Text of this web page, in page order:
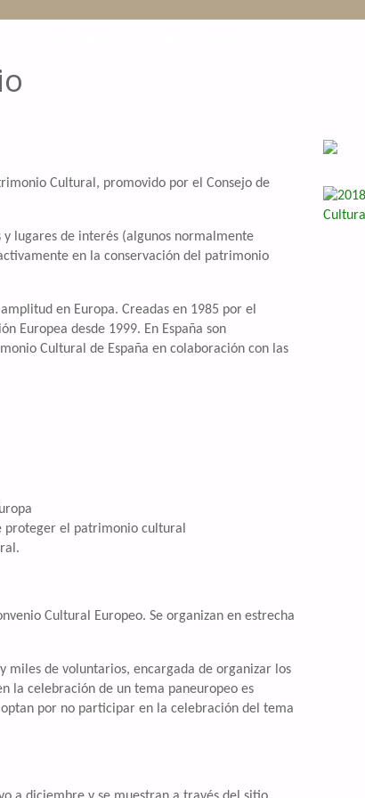
Cultural, promovido por el Consejo de
lugares de interés (algunos normalmente
en la conservación del patrimonio
en Europa. Creadas en 1985 por el
Europea desde 1999. En España son
Cultural de España en colaboración con las
proteger el patrimonio cultural
Cultural Europeo. Se organizan en estrecha
miles de voluntarios, encargada de organizar los
la celebración de un tema paneuropeo es
por no participar en la celebración del tema